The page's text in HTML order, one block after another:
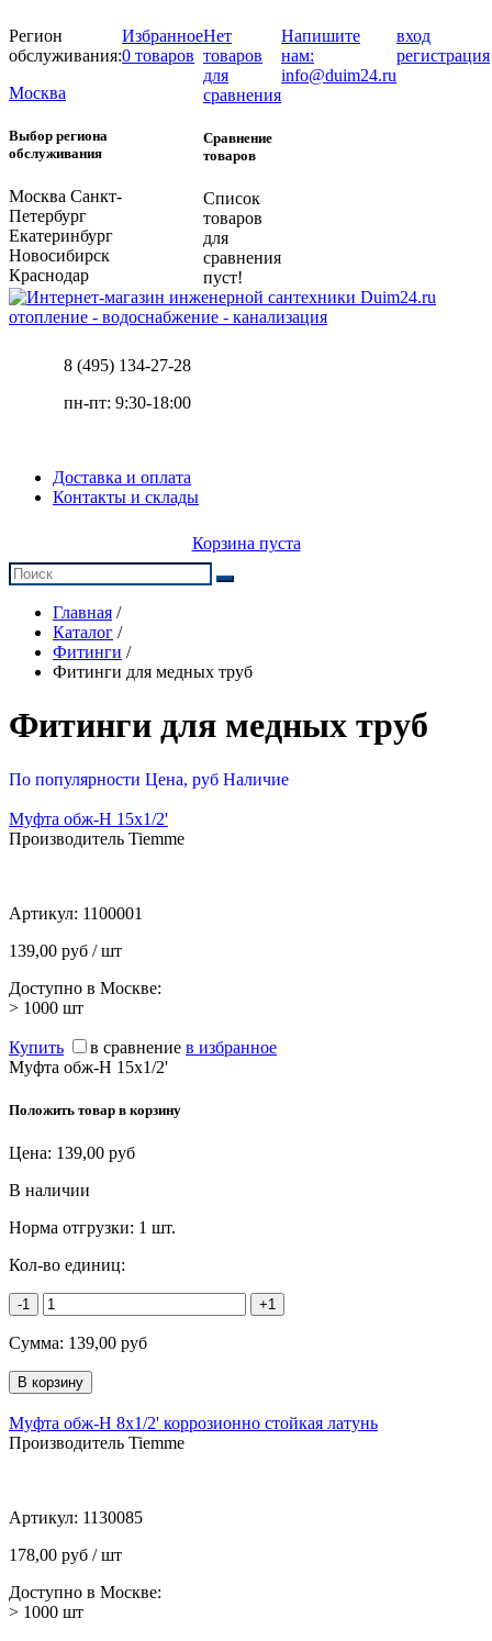
Регион
обслуживания:
Москва
Выбор региона
обслуживания
Москва Санкт-
Петербург
Екатеринбург
Новосибирск
Краснодар
Избранное
0 товаров
Нет
товаров
для
сравнения
Сравнение
товаров
Список
товаров
для
сравнения
пуст!
Напишите
нам:
info@duim24.ru
вход
регистрация
отопление - водоснабжение - канализация
8 (495) 134-27-28
пн-пт: 9:30-18:00
Доставка и оплата
Контакты и склады
Корзина пуста
Главная /
Каталог /
Фитинги /
Фитинги для медных труб
Фитинги для медных труб
По популярности Цена, руб Наличие
Муфта обж-Н 15х1/2'
Производитель Tiemme
Артикул: 1100001
139,00 руб / шт
Доступно в Москве:
> 1000 шт
Купить в сравнение в избранное
Муфта обж-Н 15х1/2'
Положить товар в корзину
Цена: 139,00 руб
В наличии
Норма отгрузки: 1 шт.
Кол-во единиц:
-1 +1
Сумма: 139,00 руб
Муфта обж-Н 8х1/2' коррозионно стойкая латунь
Производитель Tiemme
Артикул: 1130085
178,00 руб / шт
Доступно в Москве:
> 1000 шт